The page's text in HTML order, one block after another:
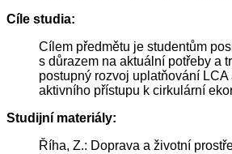
Cíle studia:
Cílem předmětu je studentům
s důrazem na aktuální potřeby a
postupný rozvoj uplatňování
aktivního přístupu k cirkulární
Studijní materiály:
Říha, Z.: Doprava a životní